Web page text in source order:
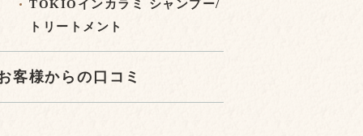
TOKIOインカラミ シャンプー/
トリートメント
客様からの口コミ